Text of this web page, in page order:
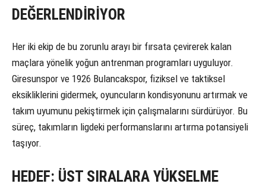
DEĞERLENDİRİYOR
Her iki ekip de bu zorunlu arayı bir fırsata çevirerek kalan
maçlara yönelik yoğun antrenman programları uyguluyor.
Giresunspor ve 1926 Bulancakspor, fiziksel ve taktiksel
eksikliklerini gidermek, oyuncuların kondisyonunu artırmak ve
takım uyumunu pekiştirmek için çalışmalarını sürdürüyor. Bu
süreç, takımların ligdeki performanslarını artırma potansiyeli
taşıyor.
HEDEF: ÜST SIRALARA YÜKSELME